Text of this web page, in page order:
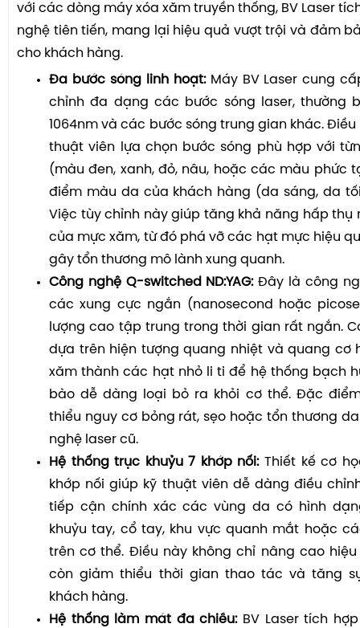
với các dòng máy xóa xăm truyền thống, BV Laser
nghệ tiên tiến, mang lại hiệu quả vượt trội và đảm
cho khách hàng.
Đa bước sóng linh hoạt:Máy BV Laser cung
chỉnh đa dạng các bước sóng laser, thường
1064nm và các bước sóng trung gian khác.
thuật viên lựa chọn bước sóng phù hợp với
(màu đen, xanh, đỏ, nâu, hoặc các màu phức
điểm màu da của khách hàng (da sáng, da
Việc tùy chỉnh này giúp tăng khả năng hấp thụ
của mực xăm, từ đó phá vỡ các hạt mực hiệu
gây tổn thương mô lành xung quanh.
Công nghệ Q-switched ND:YAG:Đây là công
các xung cực ngắn (nanosecond hoặc
lượng cao tập trung trong thời gian rất ngắn.
dựa trên hiện tượng quang nhiệt và quang cơ
xăm thành các hạt nhỏ li ti để hệ thống bạch
bào dễ dàng loại bỏ ra khỏi cơ thể. Đặc
thiểu nguy cơ bỏng rát, sẹo hoặc tổn thương
nghệ laser cũ.
Hệ thống trục khuỷu 7 khớp nối:Thiết kế cơ
khớp nối giúp kỹ thuật viên dễ dàng điều
tiếp cận chính xác các vùng da có hình
khuỷu tay, cổ tay, khu vực quanh mắt hoặc
trên cơ thể. Điều này không chỉ nâng cao
còn giảm thiểu thời gian thao tác và tăng
khách hàng.
Hệ thống làm mát đa chiều:BV Laser tích